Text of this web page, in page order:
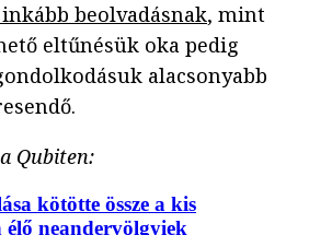
beolvadásnak, mint
eltűnésük oka pedig
alacsonyabb
Qubiten:
kötötte össze a kis
élő neandervölgyiek